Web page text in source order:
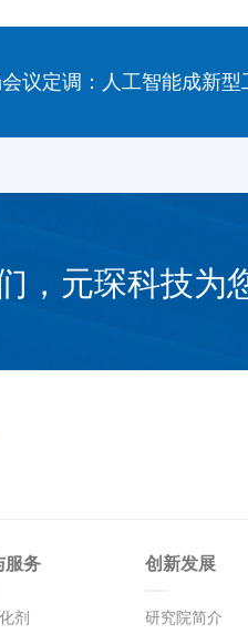
议定调：人工智能成新型
，元琛科技为
服务
剂
创新发展
研究院简介